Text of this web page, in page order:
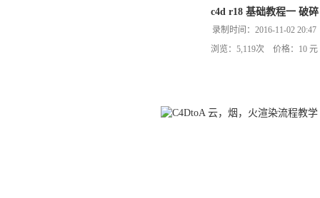
c4d r18 基础教程一 破碎
录制时间：2016-11-02 20:47
浏览：5,119次 价格：10 元